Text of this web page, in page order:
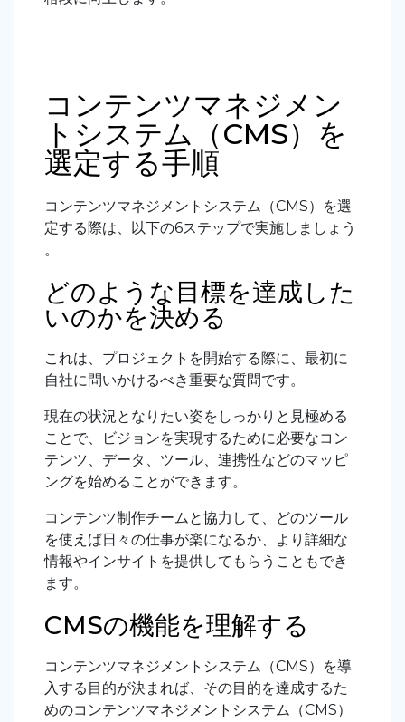
コンテンツマネジメン
トシステム（CMS）を
選定する手順
コンテンツマネジメントシステム（CMS）を選
定する際は、以下の6ステップで実施しましょう
。
どのような目標を達成した
いのかを決める
これは、プロジェクトを開始する際に、最初に
自社に問いかけるべき重要な質問です。
現在の状況となりたい姿をしっかりと見極める
ことで、ビジョンを実現するために必要なコン
テンツ、データ、ツール、連携性などのマッピ
ングを始めることができます。
コンテンツ制作チームと協力して、どのツール
を使えば日々の仕事が楽になるか、より詳細な
情報やインサイトを提供してもらうこともでき
ます。
CMSの機能を理解する
コンテンツマネジメントシステム（CMS）を導
入する目的が決まれば、その目的を達成するた
めのコンテンツマネジメントシステム（CMS）